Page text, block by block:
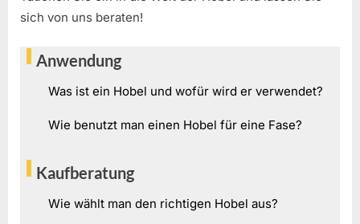
sich von uns beraten!
Anwendung
Was ist ein Hobel und wofür wird er verwendet?
Wie benutzt man einen Hobel für eine Fase?
Kaufberatung
Wie wählt man den richtigen Hobel aus?